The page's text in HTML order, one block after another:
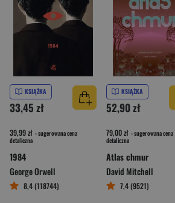
KSIĄŻKA
33,45 zł
39,99 zł - sugerowana cena
detaliczna
1984
George Orwell
8,4 (118744)
KSIĄŻKA
52,90 zł
79,00 zł - sugerowana cena
detaliczna
Atlas chmur
David Mitchell
7,4 (9521)